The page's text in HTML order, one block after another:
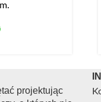
projektując